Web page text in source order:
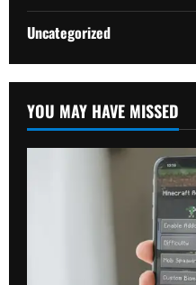
Uncategorized
YOU MAY HAVE MISSED